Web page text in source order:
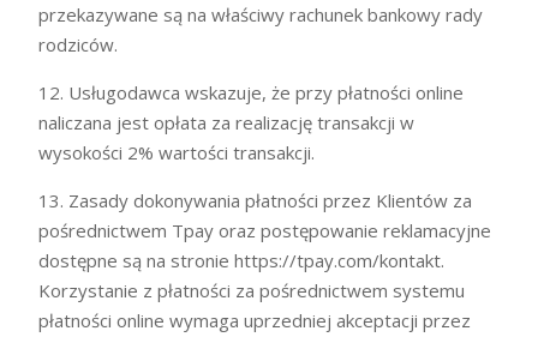
przekazywane są na właściwy rachunek bankowy rady
rodziców.
12. Usługodawca wskazuje, że przy płatności online
naliczana jest opłata za realizację transakcji w
wysokości 2% wartości transakcji.
13. Zasady dokonywania płatności przez Klientów za
pośrednictwem Tpay oraz postępowanie reklamacyjne
dostępne są na stronie https://tpay.com/kontakt.
Korzystanie z płatności za pośrednictwem systemu
płatności online wymaga uprzedniej akceptacji przez